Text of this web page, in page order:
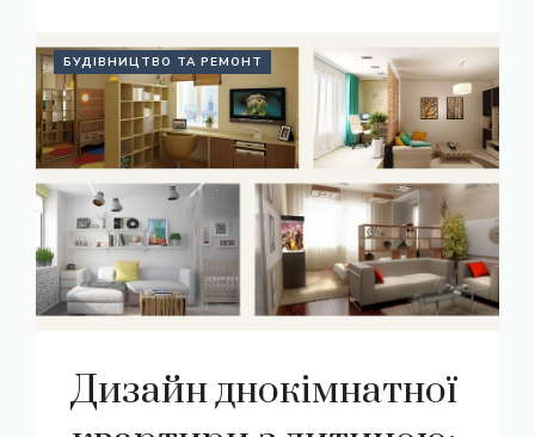
БУДІВНИЦТВО ТА РЕМОНТ
Дизайн днокімнатної